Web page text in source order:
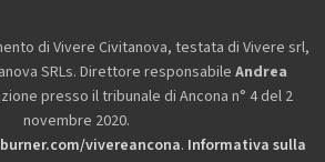
di Vivere Civitanova, testata di Vivere srl,
SRLs. Direttore responsabile Andrea
presso il tribunale di Ancona n° 4 del 2
novembre 2020.
vivereancona. Informativa sulla